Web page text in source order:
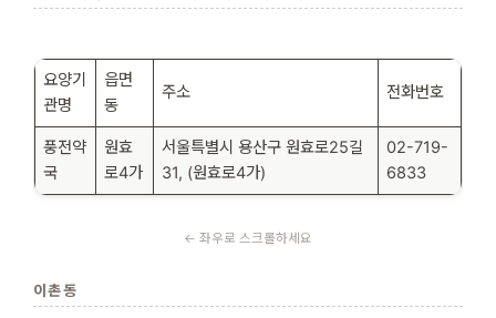
요양기
관명
읍면
동
주소 전화번호
풍전약
국
원효
로4가
서울특별시 용산구 원효로25길
31, (원효로4가)
02-719-
6833
이촌동